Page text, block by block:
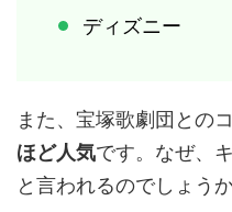
ディズニー
また、宝塚歌劇団との
ほど人気です。なぜ、
と言われるのでしょうか